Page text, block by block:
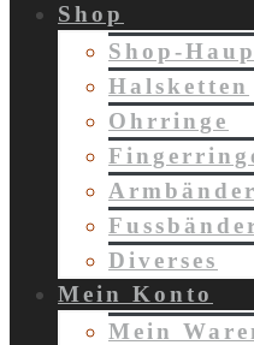
Shop
Shop-
Halsketten
Ohrringe
Armbänder
Diverses
Mein Konto
Mein